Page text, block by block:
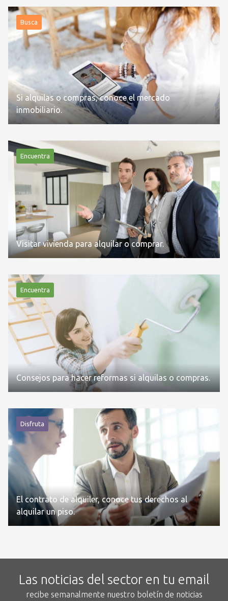
Busca
Si alquilas o compras, conoce el mercado
inmobiliario.
Encuentra
Visitar vivienda para alquilar o comprar.
Encuentra
Consejos para hacer reformas si alquilas o compras.
Disfruta
El contrato de alquiler, conoce tus derechos al
alquilar un piso.
Las noticias del sector en tu email
recibe semanalmente nuestro boletín de noticias